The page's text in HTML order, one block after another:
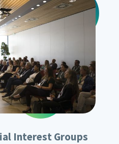
Interest Groups